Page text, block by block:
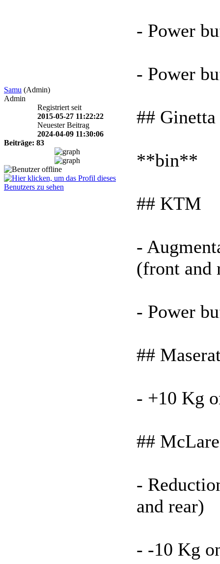
Samu (Admin)
Admin
Registriert seit
2015-05-27 11:22:22
Neuester Beitrag
2024-04-09 11:30:06
Beiträge: 83
- Power
- Power
## Ginetta
**bin**
## KTM
-
(front and
- Power
##
- +10 Kg
##
-
and rear)
- -10 Kg